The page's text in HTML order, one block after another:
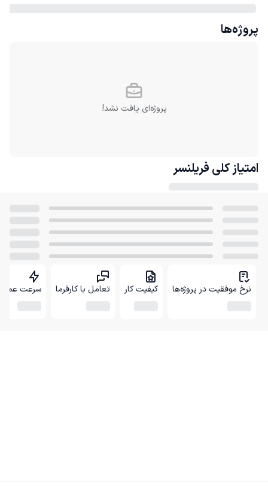
پروژه‌ها
پروژه‌ای یافت نشد!
امتیاز کلی فریلنسر
نرخ موفقیت در پروژه‌ها کیفیت کار تعامل با کارفرما سرعت عمل